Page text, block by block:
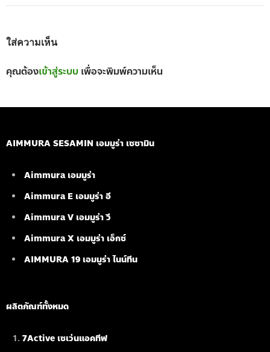
ใส่ความเห็น
คุณต้องเข้าสู่ระบบ เพื่อจะพิมพ์ความเห็น
AIMMURA SESAMIN เอมมูร่า เซซามิน
Aimmura เอมมูร่า
Aimmura E เอมมูร่า อี
Aimmura V เอมมูร่า วี
Aimmura X เอมมูร่า เอ็กซ์
AIMMURA 19 เอมมูร่า ไนน์ทีน
ผลิตภัณฑ์ทั้งหมด
7Active เซเว่นแอคทีฟ